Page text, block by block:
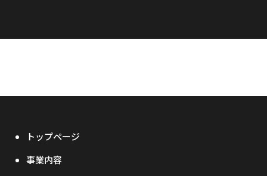
トップページ
事業内容